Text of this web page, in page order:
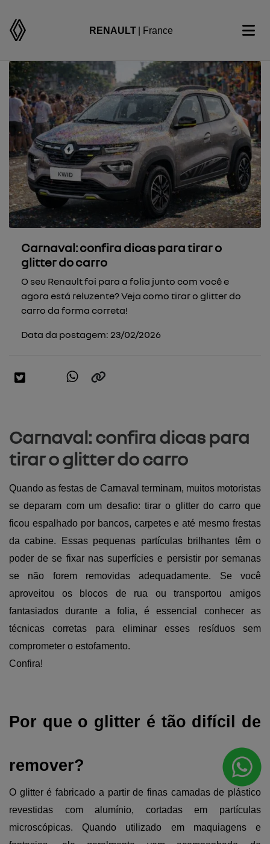
RENAULT | France
Carnaval: confira dicas para tirar o
glitter do carro
O seu Renault foi para a folia junto com você e
agora está reluzente? Veja como tirar o glitter do
carro da forma correta!
Data da postagem: 23/02/2026
Carnaval: confira dicas para
tirar o glitter do carro
Quando as festas de Carnaval terminam, muitos motoristas
se deparam com um desafio: tirar o glitter do carro que
ficou espalhado por bancos, carpetes e até mesmo frestas
da cabine. Essas pequenas partículas brilhantes têm o
poder de se fixar nas superfícies e persistir por semanas
se não forem removidas adequadamente. Se você
aproveitou os blocos de rua ou transportou amigos
fantasiados durante a folia, é essencial conhecer as
técnicas corretas para eliminar esses resíduos sem
comprometer o estofamento.
Confira!
Por que o glitter é tão difícil de
remover?
O glitter é fabricado a partir de finas camadas de plástico
revestidas com alumínio, cortadas em partículas
microscópicas. Quando utilizado em maquiagens e